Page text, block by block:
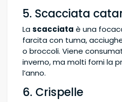
5. Scacciata
Lascacciata è una
farcita con tuma,
o broccoli. Viene
inverno, ma molti forni la
l’anno.
6. Crispelle